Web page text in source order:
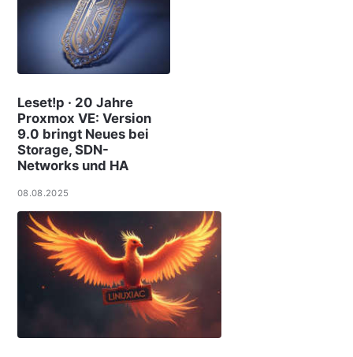
Leset!p · 20 Jahre
Proxmox VE: Version
9.0 bringt Neues bei
Storage, SDN-
Networks und HA
08.08.2025